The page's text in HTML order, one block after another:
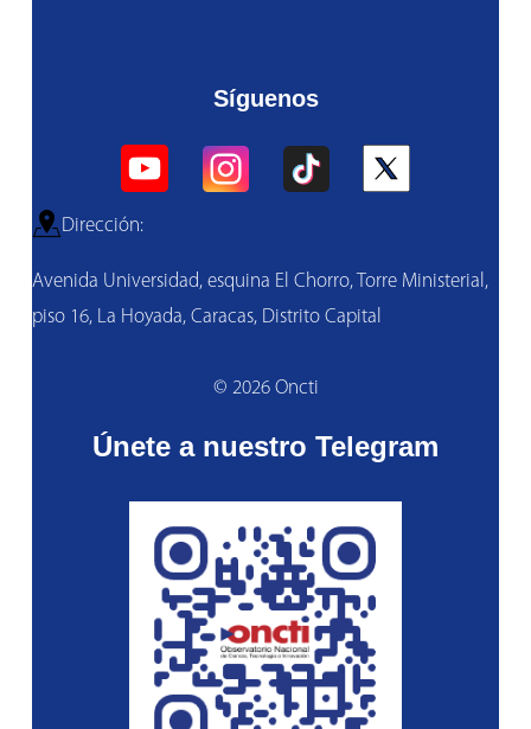
Síguenos
Dirección:
Avenida Universidad, esquina El Chorro, Torre Ministerial,
piso 16, La Hoyada, Caracas, Distrito Capital
© 2026 Oncti
Únete a nuestro Telegram